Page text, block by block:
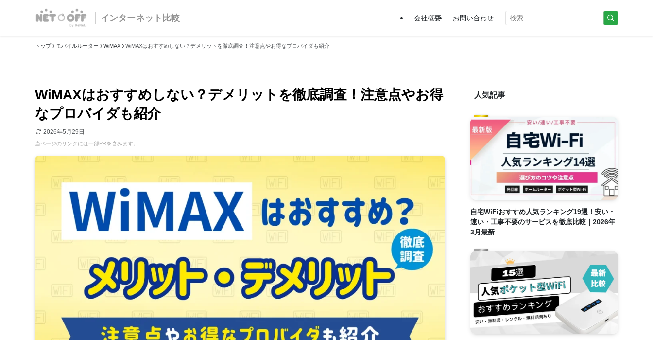
インターネット比較 会社概要 お問い合わせ
トップ モバイルルーター WiMAX WiMAXはおすすめしない？デメリットを徹底調査！注意点やお得なプロバイダも紹介
WiMAXはおすすめしない？デメリットを徹底調査！注意点やお得
なプロバイダも紹介
2026年5月29日
当ページのリンクには一部PRを含みます。
人気記事
自宅WiFiおすすめ人気ランキング19選！安い・
速い・工事不要のサービスを徹底比較｜2026年
3月最新